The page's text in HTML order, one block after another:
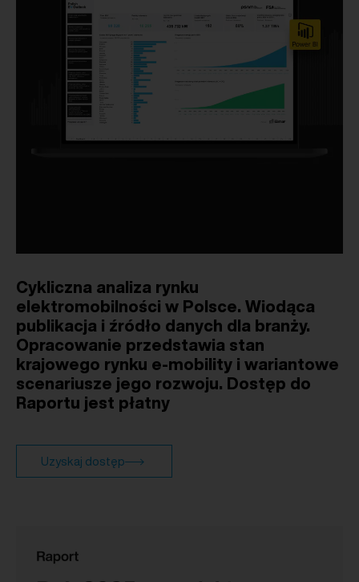
Cykliczna analiza rynku
elektromobilności w Polsce. Wiodąca
publikacja i źródło danych dla branży.
Opracowanie przedstawia stan
krajowego rynku e-mobility i wariantowe
scenariusze jego rozwoju. Dostęp do
Raportu jest płatny
Uzyskaj dostęp